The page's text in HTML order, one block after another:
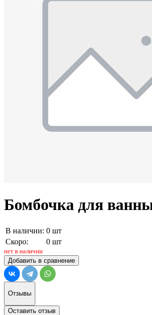
Бомбочка для
В наличии: 0 шт
Скоро:
0 шт
нет в наличии
Добавить в сравнение
Отзывы
Оставить отзыв